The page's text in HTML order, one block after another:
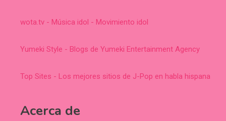
wota.tv - Música idol - Movimiento idol
Yumeki Style - Blogs de Yumeki Entertainment Agency
Top Sites - Los mejores sitios de J-Pop en habla hispana
Acerca de